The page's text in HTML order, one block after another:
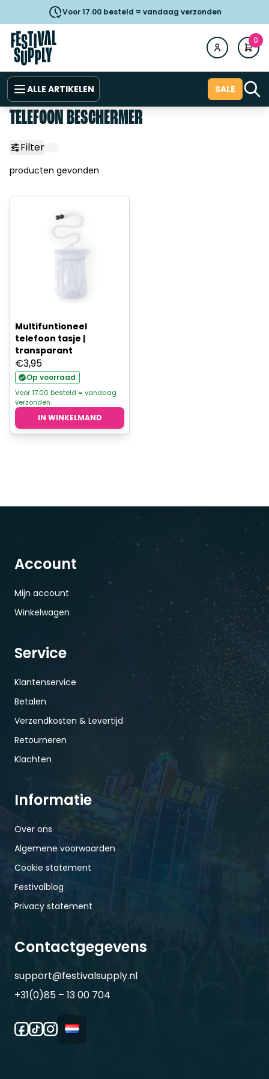
Voor 17.00 besteld = vandaag verzonden
0
ALLE ARTIKELEN SALE
TELEFOON BESCHERMER
Filter
producten gevonden
Multifuntioneel
telefoon tasje |
transparant
€3,95
Op voorraad
Voor 17.00 besteld = vandaag
verzonden
IN WINKELMAND
Account
Mijn account
Winkelwagen
Service
Klantenservice
Betalen
Verzendkosten & Levertijd
Retourneren
Klachten
Informatie
Over ons
Algemene voorwaarden
Cookie statement
Festivalblog
Privacy statement
Contactgegevens
support@festivalsupply.nl
+31(0)85 – 13 00 704